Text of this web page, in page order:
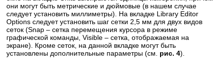
они могут быть метрические и дюймовые (в нашем случае
следует установить миллиметры). На вкладке Library Editor
Options следует установить шаг сетки 2,5 мм для двух видов
сеток (Snap – сетка перемещения курсора в режиме
графической команды, Visible – сетка, отображаемая на
экране). Кроме сеток, на данной вкладке могут быть
установлены дополнительные параметры (см. рис. 4).